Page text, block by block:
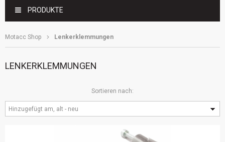
PRODUKTE
Motacc Shop Lenkerklemmungen
LENKERKLEMMUNGEN
Sortieren nach:
Hinzugefügt am, alt - neu